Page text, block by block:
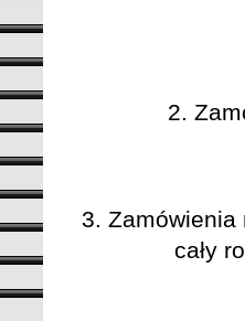
2.
3. Zamówienia
cały